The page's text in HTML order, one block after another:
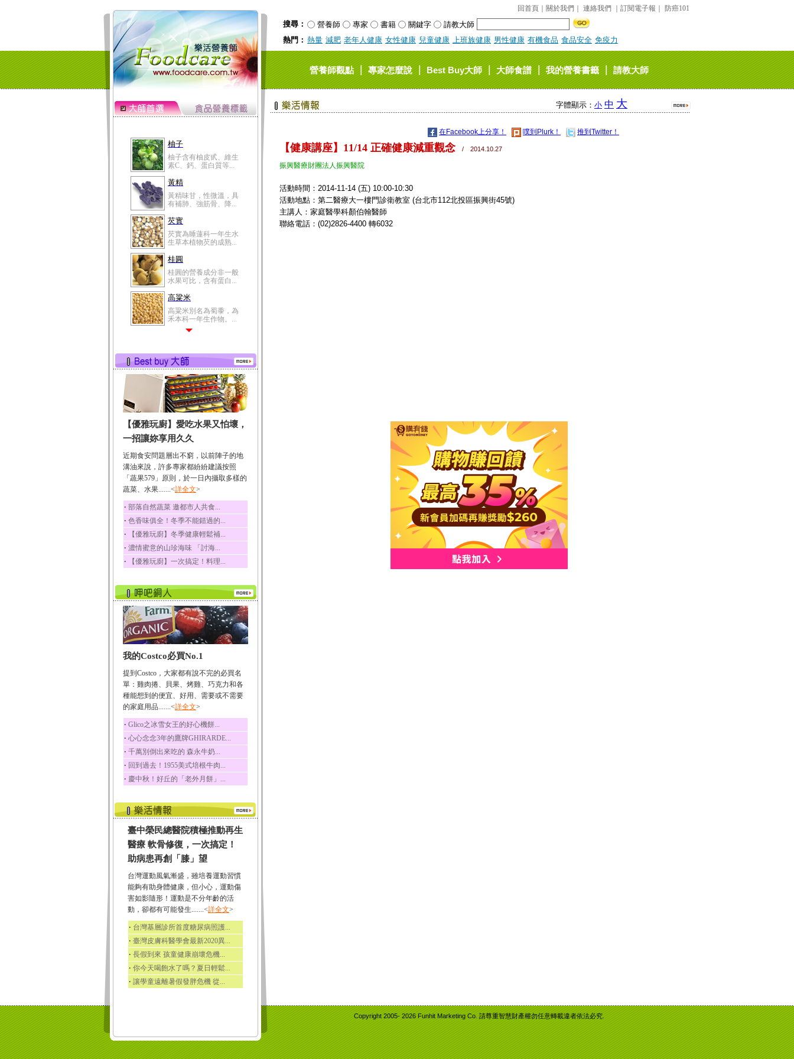
回首頁 關於我們 連絡我們 訂閱電子報 防癌101
搜尋： 營養師 專家 書籍 關鍵字
請教大師
熱門： 熱量 減肥 老年人健康 女性健康 兒童健康 上班族健康 男性健康 有機食品 食品安全 免疫力
營養師觀點｜專家怎麼說｜Best Buy大師｜大師食譜｜我的營養書籤｜請教大師
柚子
柚子含有柚皮甙、維生
素C、鈣、蛋白質等...
黃精
黃精味甘，性微溫，具
有補肺、強筋骨、降...
芡實
芡實為睡蓮科一年生水
生草本植物芡的成熟...
桂圓
桂圓的營養成分非一般
水果可比，含有蛋白...
高粱米
高粱米別名為蜀黍，為
禾本科一年生作物。...
有蛋白質、脂肪、磷...
鮪魚
鮪魚肚肉中的不飽和脂
肪酸內富含EPA和DH...
韭菜
韭菜所含的膳食纖維能
幫助消化與通便；揮...
冬瓜
冬瓜營養價值高，鈉含
量極低是水腫病人的...
豆豉
豆豉裡頭含有營養的蛋
白質、脂肪、鈣、磷...
榛果
榛果裡所含的營養素有
蛋白質、脂肪、醣類...
迷迭香
酸、迷迭香酸、植物...
咖啡
咖啡中的咖啡因會刺激
中樞神經系統，特別...
椰子
椰子含有糖類、脂肪、
荔枝
荔枝性質溫和所含的營
養素有醣類、檸檬酸...
五味子
五味子性質溫熱所含營
養成分有揮發油、檸...
草魚
草魚含有維生素A、維生
素C、及豐富的蛋白...
【優雅玩廚】愛吃水果又怕壞，
一招讓妳享用久久
近期食安問題層出不窮，以前陣子的地
溝油來說，許多專家都紛紛建議按照
「蔬果579」原則，於一日內攝取多樣的
蔬菜、水果.......<詳全文>
‧ 部落自然蔬菜 邀都市人共食...
‧ 色香味俱全！冬季不能錯過的...
‧ 【優雅玩廚】冬季健康輕鬆補...
‧ 濃情蜜意的山珍海味 「討海...
‧ 【優雅玩廚】一次搞定！料理...
我的Costco必買No.1
提到Costco，大家都有說不完的必買名
單：雞肉捲、貝果、烤雞、巧克力和各
種能想到的便宜、好用、需要或不需要
的家庭用品.......<詳全文>
‧ Glico之冰雪女王的好心機餅...
‧ 心心念念3年的鷹牌GHIRARDE...
‧ 千萬別倒出來吃的 森永牛奶...
‧ 回到過去！1955美式培根牛肉...
‧ 慶中秋！好丘的「老外月餅」...
臺中榮民總醫院積極推動再生
醫療 軟骨修復，一次搞定！
助病患再創「膝」望
台灣運動風氣漸盛，雖培養運動習慣
能夠有助身體健康，但小心，運動傷
害如影隨形！運動是不分年齡的活
動，卻都有可能發生.......<詳全文>
‧ 台灣基層診所首度糖尿病照護...
‧ 臺灣皮膚科醫學會最新2020異...
‧ 長假到來 孩童健康崩壞危機...
‧ 你今天喝飽水了嗎？夏日輕鬆...
‧ 讓學童遠離暑假發胖危機 從...
字體顯示： 小 中 大
在Facebook上分享！ 噗到Plurk！ 推到Twitter！
【健康講座】11/14 正確健康減重觀念 / 2014.10.27
振興醫療財團法人振興醫院
活動時間：2014-11-14 (五) 10:00-10:30
活動地點：第二醫療大一樓門診衛教室 (台北市112北投區振興街45號)
主講人：家庭醫學科顏伯翰醫師
聯絡電話：(02)2826-4400 轉6032
Copyright 2005-2026 Funhit Marketing Co. 請尊重智慧財產權勿任意轉載違者依法必究.